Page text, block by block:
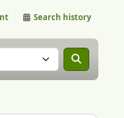
Search history
in: